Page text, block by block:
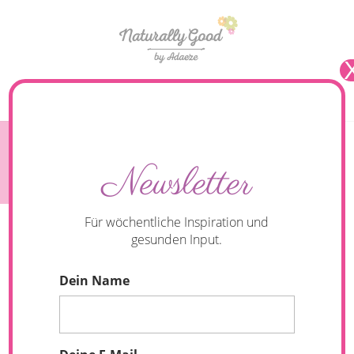
das Richtige für eine gemütliches
Newsletter
Für wöchentliche Inspiration und
gesunden Input.
Dein Name